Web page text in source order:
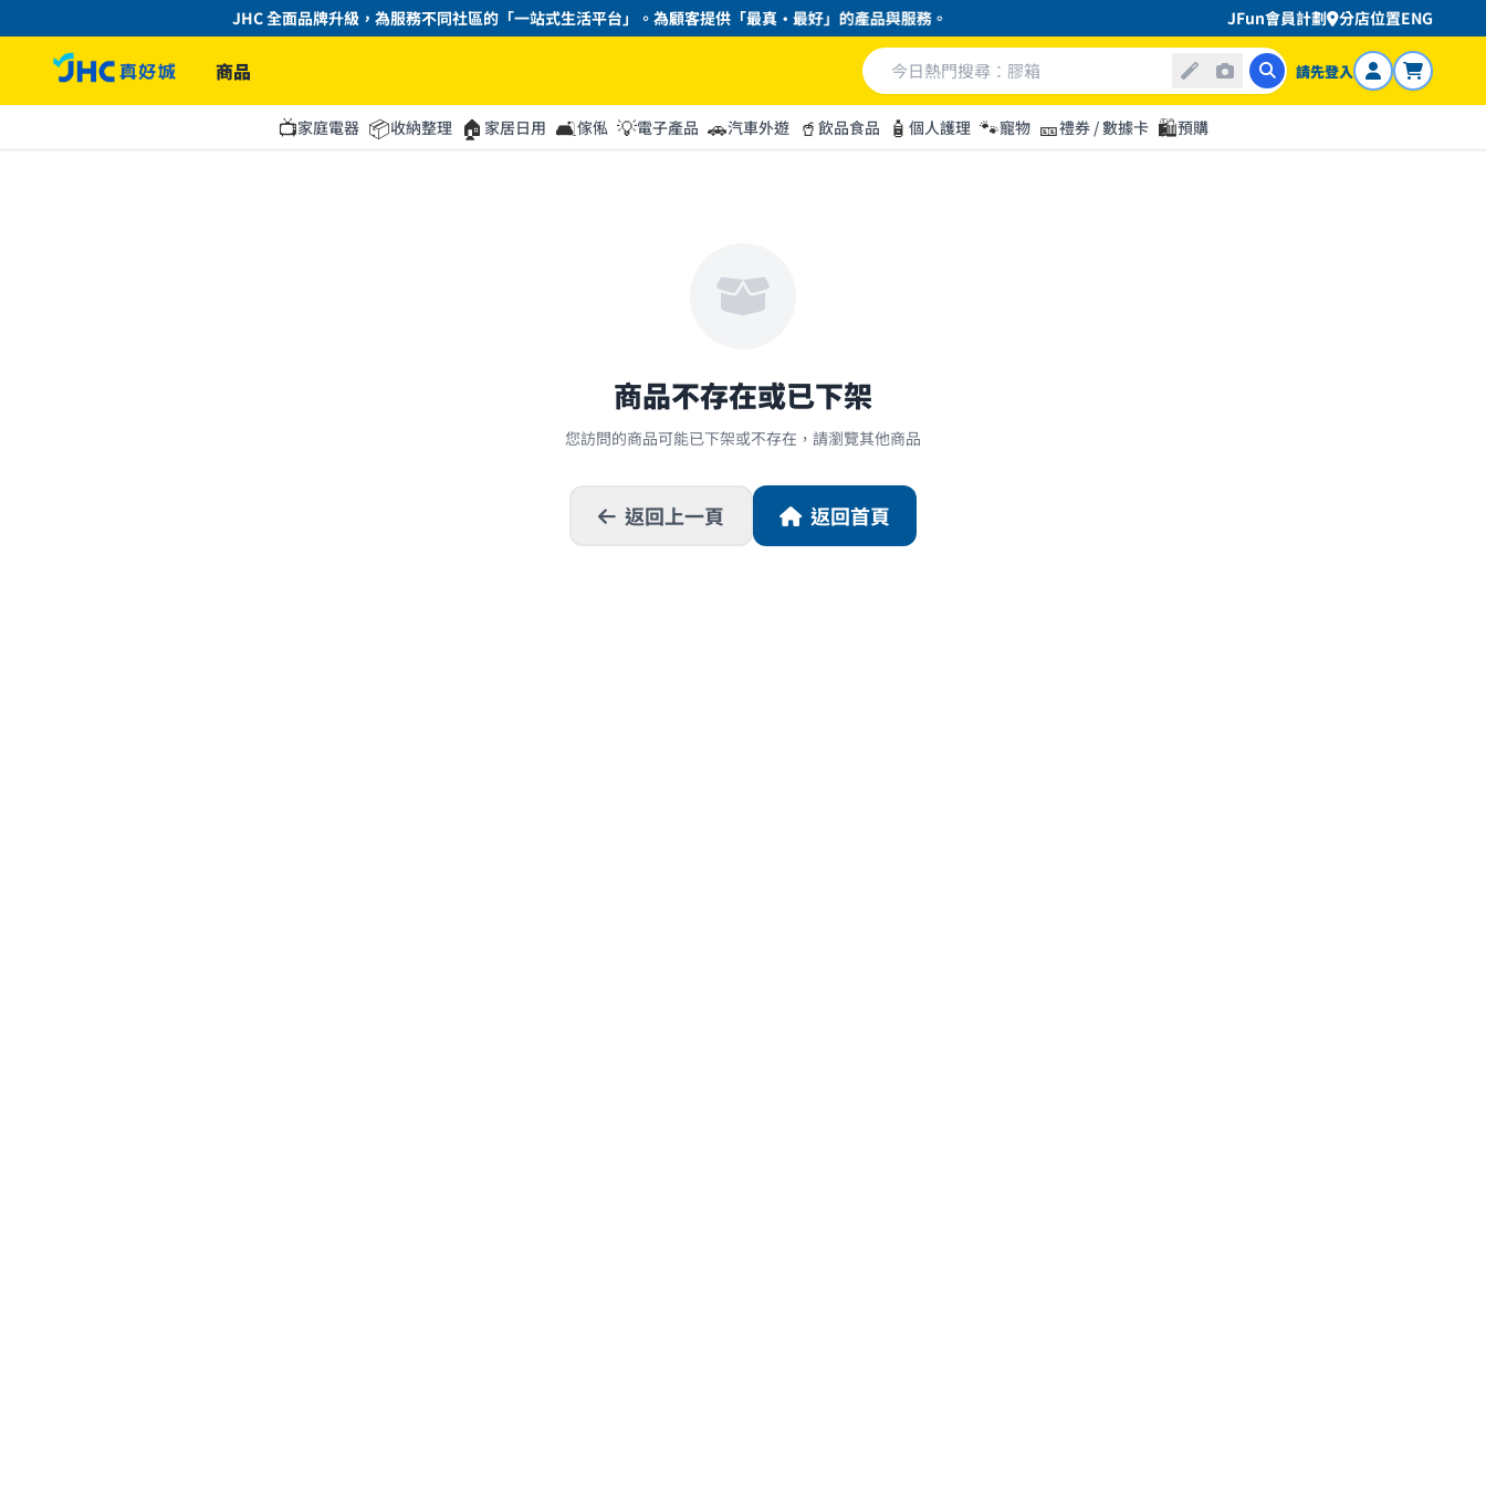
JHC 全面品牌升級，為服務不同社區的「一站式生活平台」。為顧客提供「最真・最好」的產品與服務。 JFun會員計劃 分店位置ENG
商品 請先登入
📺家庭電器 📦收納整理 🏠 家居日用 🛋️傢俬 💡電子產品 🚗汽車外遊 🥤 飲品食品 🧴 個人護理 🐾寵物 🎫禮券 / 數據卡 🛍️預購
商品不存在或已下架
您訪問的商品可能已下架或不存在，請瀏覽其他商品
返回上一頁 返回首頁